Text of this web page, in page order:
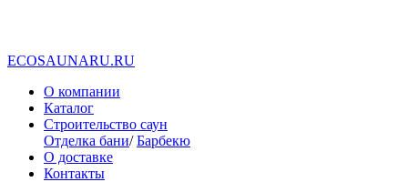
ECOSAUNARU.RU
О компании
Каталог
Строительство саун
Отделка бани/Барбекю
О доставке
Контакты